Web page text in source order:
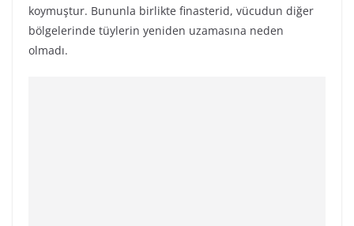
koymuştur. Bununla birlikte finasterid, vücudun diğer
bölgelerinde tüylerin yeniden uzamasına neden
olmadı.